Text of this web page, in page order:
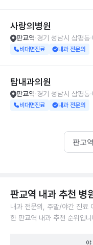
사랑의병원
판교역 경기 성남시 삼평동
비대면진료 내과 전문의
탑내과의원
판교역 경기 성남시 삼평동
비대면진료 내과 전문의
판교
판교역 내과 추천
내과 전문의, 주말/야간 진료
한 판교역 내과 추천 순위입
야